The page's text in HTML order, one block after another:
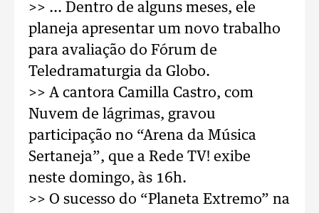
>> ... Dentro de alguns meses, ele
planeja apresentar um novo trabalho
para avaliação do Fórum de
Teledramaturgia da Globo.
>> A cantora Camilla Castro, com
Nuvem de lágrimas, gravou
participação no “Arena da Música
Sertaneja”, que a Rede TV! exibe
neste domingo, às 16h.
>> O sucesso do “Planeta Extremo” na